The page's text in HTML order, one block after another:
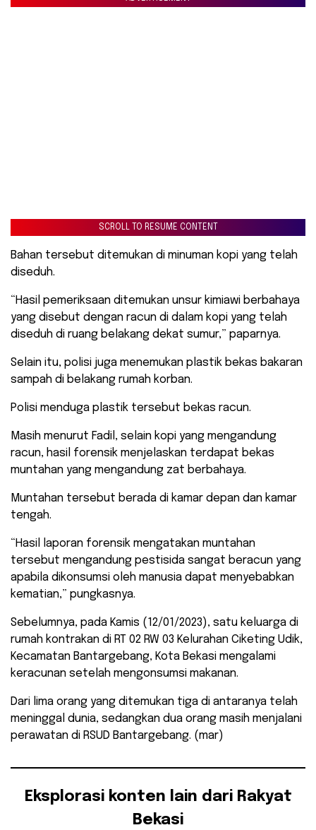
SCROLL TO RESUME CONTENT
Bahan tersebut ditemukan di minuman kopi yang telah
diseduh.
“Hasil pemeriksaan ditemukan unsur kimiawi berbahaya
yang disebut dengan racun di dalam kopi yang telah
diseduh di ruang belakang dekat sumur,” paparnya.
Selain itu, polisi juga menemukan plastik bekas bakaran
sampah di belakang rumah korban.
Polisi menduga plastik tersebut bekas racun.
Masih menurut Fadil, selain kopi yang mengandung
racun, hasil forensik menjelaskan terdapat bekas
muntahan yang mengandung zat berbahaya.
Muntahan tersebut berada di kamar depan dan kamar
tengah.
“Hasil laporan forensik mengatakan muntahan
tersebut mengandung pestisida sangat beracun yang
apabila dikonsumsi oleh manusia dapat menyebabkan
kematian,” pungkasnya.
Sebelumnya, pada Kamis (12/01/2023), satu keluarga di
rumah kontrakan di RT 02 RW 03 Kelurahan Ciketing Udik,
Kecamatan Bantargebang, Kota Bekasi mengalami
keracunan setelah mengonsumsi makanan.
Dari lima orang yang ditemukan tiga di antaranya telah
meninggal dunia, sedangkan dua orang masih menjalani
perawatan di RSUD Bantargebang. (mar)
Eksplorasi konten lain dari Rakyat
Bekasi